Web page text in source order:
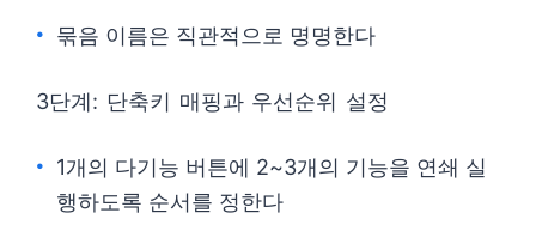
묶음 이름은 직관적으로 명명한다
3단계: 단축키 매핑과 우선순위 설정
1개의 다기능 버튼에 2~3개의 기능을 연쇄 실
행하도록 순서를 정한다